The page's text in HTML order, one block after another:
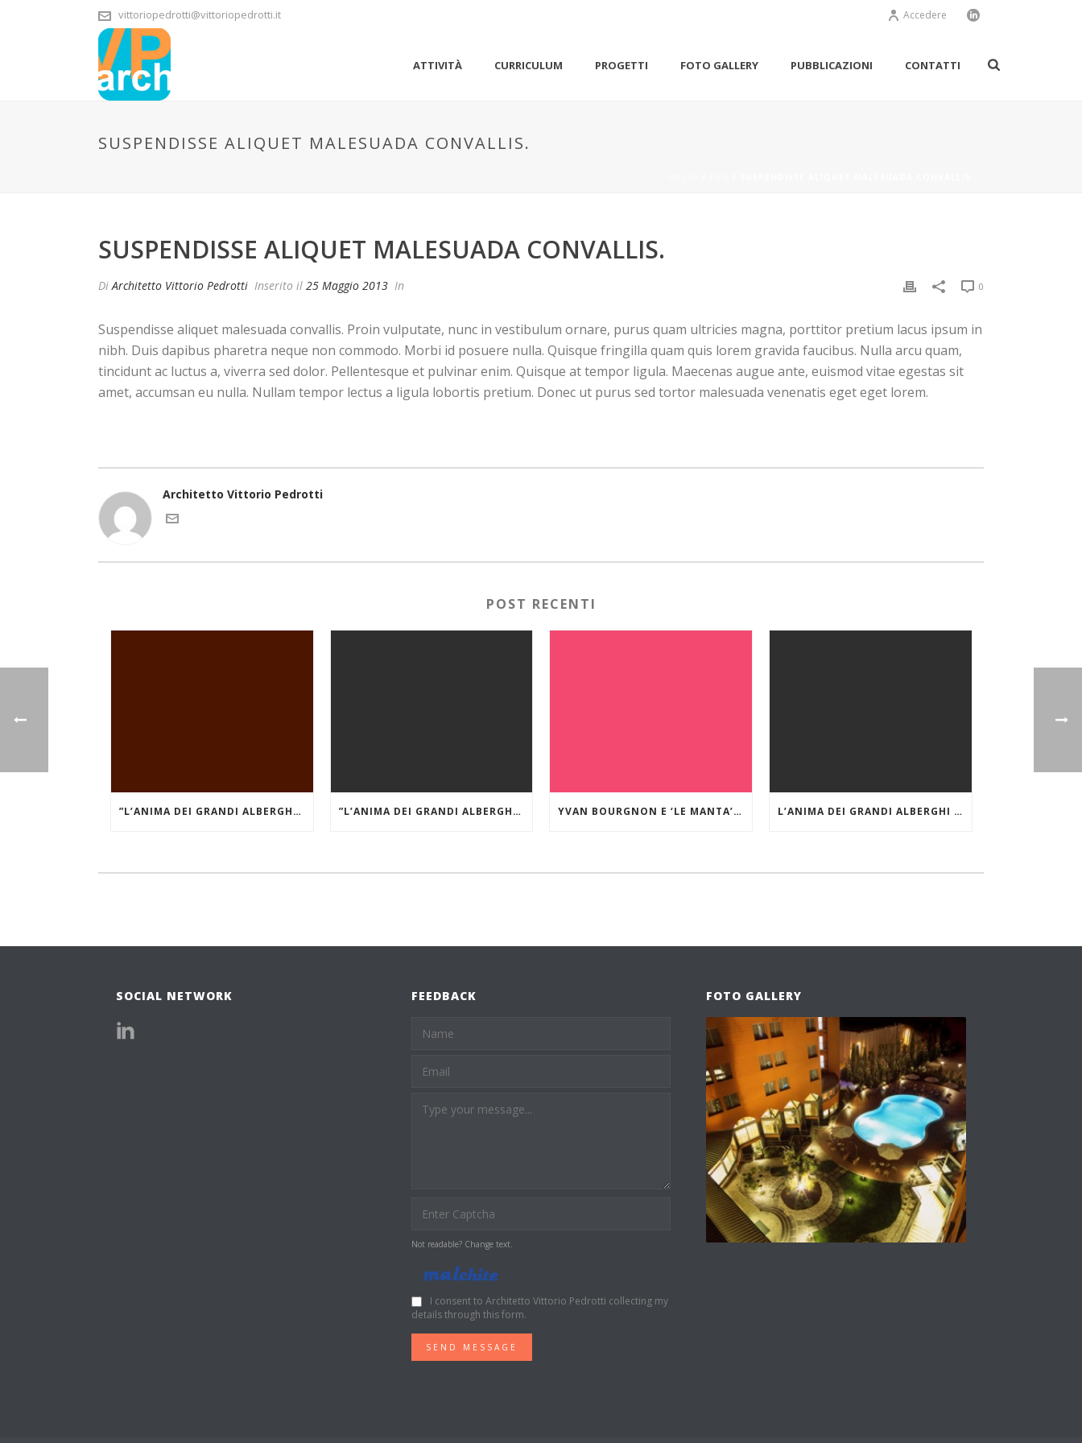
vittoriopedrotti@vittoriopedrotti.it Accedere
ATTIVITÀ CURRICULUM PROGETTI FOTO GALLERY PUBBLICAZIONI CONTATTI
SUSPENDISSE ALIQUET MALESUADA CONVALLIS.
SUSPENDISSE ALIQUET MALESUADA CONVALLIS.
DiArchitetto Vittorio Pedrotti Inserito il 25 Maggio 2013 In 0
Suspendisse aliquet malesuada convallis. Proin vulputate, nunc in vestibulum ornare, purus quam ultricies magna, porttitor pretium lacus ipsum in
nibh. Duis dapibus pharetra neque non commodo. Morbi id posuere nulla. Quisque fringilla quam quis lorem gravida faucibus. Nulla arcu quam,
tincidunt ac luctus a, viverra sed dolor. Pellentesque et pulvinar enim. Quisque at tempor ligula. Maecenas augue ante, euismod vitae egestas sit
amet, accumsan eu nulla. Nullam tempor lectus a ligula lobortis pretium. Donec ut purus sed tortor malesuada venenatis eget eget lorem.
Architetto Vittorio Pedrotti
POST RECENTI
”L’ANIMA DEI GRANDI ALBERGHI DI MARE E DEI LAGHI.” GRAND HÔTEL DES ILES BORROMÉES ”L’ANIMA DEI GRANDI ALBERGHI DI MARE E DEI LAGHI.” VILLA D’ESTE SUL LAGO DI COMO YVAN BOURGNON E ‘LE MANTA’: INTERVISTA AL GRANDE NAVIGATORE OCEANICO L’ANIMA DEI GRANDI ALBERGHI DI MARE E DEI LAGHI. IL GRAND HOTEL MIRAMARE DI SANTA MARGHERITA LIGURE
SOCIAL NETWORK FEEDBACK
Not readable? Change text.
I consent to Architetto Vittorio Pedrotti collecting my
details through this form.
SEND MESSAGE
FOTO GALLERY